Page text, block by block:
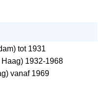
tot 1931
1932-1968
vanaf 1969